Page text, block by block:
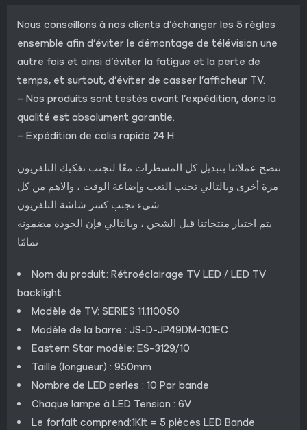
Nous conseillons à nos clients d’échanger les 5 règles
ensemble afin d’éviter le démontage de télévision une
autre fois et ainsi d’éviter la fatigue et la perte de
temps, et surtout, d’éviter de casser l’afficheur TV.
– Nos produits sont testés avant l’expédition, donc la
qualité est absolument garantie.
– Expédition de colis rapide 24 H
ننصح عملائنا بتبديل كل المسطرات معًا لتجنب تفكيك التلفزيون
مرة أخرى وبالتالي تجنب التعب وإضاعة الوقت ، والاهم من كل
شيء تجنب كسر شاشة التلفزيون
يتم اختبار منتجاتنا قبل الشحن ، وبالتالي فإن الجودة مضمونة
تمامًا
Nom du produit: Rétroéclairage TV LED / LED TV
backlight
Modèle de TV: SERIES 11.110050
Modèle de la barre : JS-D-JP49DM-101EC
Eastern Star modèle: ES-3129/10
Taille (longueur) : 950mm
Nombre de LED perles : 10 Par bande
Chaque lampe à LED Tension : 6V
Le forfait comprend:1Kit = 5 pièces LED Bande